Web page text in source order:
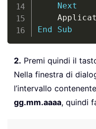
Next
End
Sub
2. Premi quindi il
Nella finestra di
l’intervallo
gg.mm.aaaa, quindi